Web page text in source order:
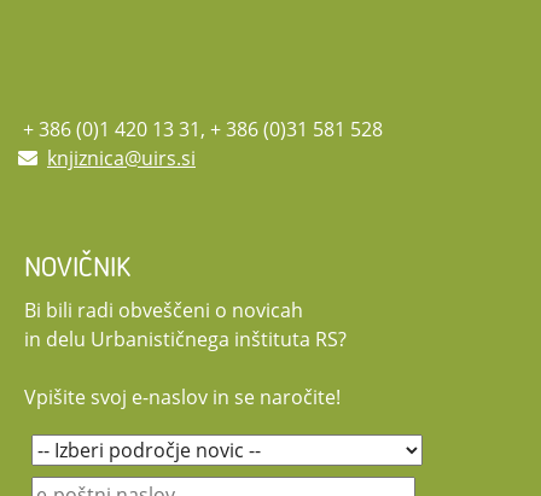
+ 386 (0)1 420 13 31, + 386 (0)31 581 528
knjiznica@uirs.si
NOVIČNIK
Bi bili radi obveščeni o novicah
in delu Urbanističnega inštituta RS?
Vpišite svoj e-naslov in se naročite!